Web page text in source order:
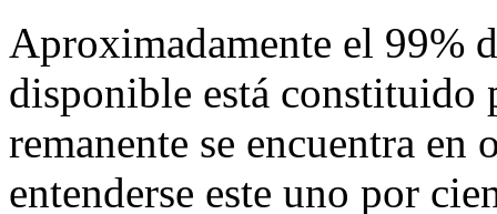
Aproximadamente el 99%
disponible está constituido
remanente se encuentra
entenderse este uno por